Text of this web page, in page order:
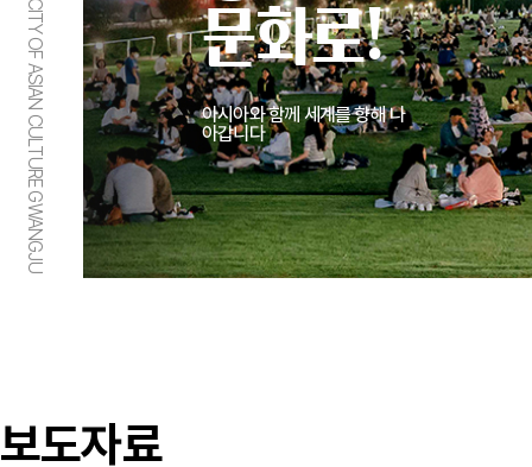
HUB CITY OF ASIAN CULTURE GWANGJU
문화로!
아시아와 함께 세계를 향해 나
아갑니다
보도자료